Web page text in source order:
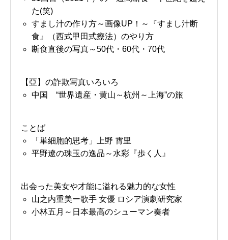
た(笑)
すまし汁の作り方～画像UP！～『すまし汁断
食』（西式甲田式療法）のやり方
断食直後の写真～50代・60代・70代
【亞】の詐欺写真いろいろ
中国 “世界遺産・黄山～杭州～上海”の旅
ことば
「単細胞的思考」上野 霄里
平野遼の珠玉の逸品～水彩『歩く人』
出会った美女や才能に溢れる魅力的な女性
山之内重美ー歌手 女優 ロシア演劇研究家
小林五月～日本最高のシューマン奏者